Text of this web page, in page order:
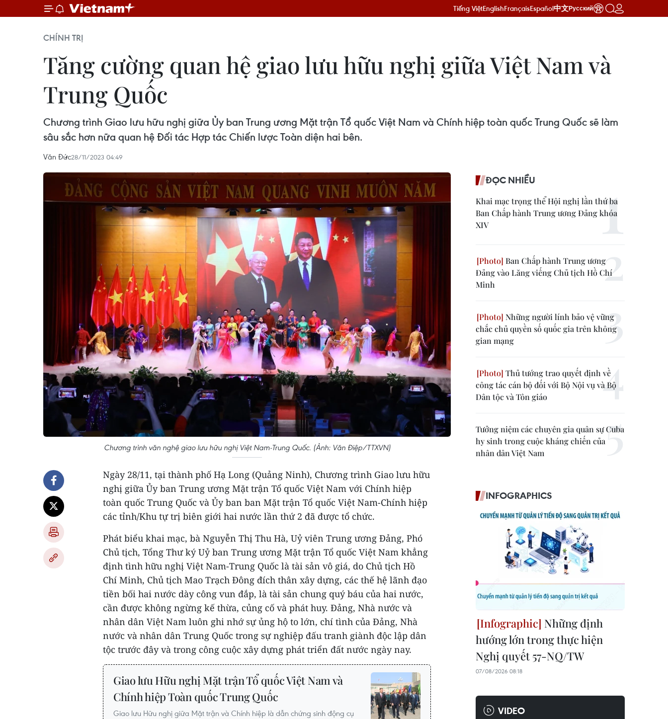
Tiếng ViệtEnglishFrançaisEspañol中文Русский
CHÍNH TRỊ
Tăng cường quan hệ giao lưu hữu nghị giữa Việt Nam và
Trung Quốc
Chương trình Giao lưu hữu nghị giữa Ủy ban Trung ương Mặt trận Tổ quốc Việt Nam và Chính hiệp toàn quốc Trung Quốc sẽ làm
sâu sắc hơn nữa quan hệ Đối tác Hợp tác Chiến lược Toàn diện hai bên.
Văn Đức28/11/2023 04:49
Chương trình văn nghệ giao lưu hữu nghị Việt Nam-Trung Quốc. (Ảnh: Văn Điệp/TTXVN)
Ngày 28/11, tại thành phố Hạ Long (Quảng Ninh), Chương trình Giao lưu hữu
nghị giữa Ủy ban Trung ương Mặt trận Tổ quốc Việt Nam với Chính hiệp
toàn quốc Trung Quốc và Ủy ban ban Mặt trận Tổ quốc Việt Nam-Chính hiệp
các tỉnh/Khu tự trị biên giới hai nước lần thứ 2 đã được tổ chức.
Phát biểu khai mạc, bà Nguyễn Thị Thu Hà, Uỷ viên Trung ương Đảng, Phó
Chủ tịch, Tổng Thư ký Uỷ ban Trung ương Mặt trận Tổ quốc Việt Nam khẳng
định tình hữu nghị Việt Nam-Trung Quốc là tài sản vô giá, do Chủ tịch Hồ
Chí Minh, Chủ tịch Mao Trạch Đông đích thân xây dựng, các thế hệ lãnh đạo
tiền bối hai nước dày công vun đắp, là tài sản chung quý báu của hai nước,
cần được không ngừng kế thừa, củng cố và phát huy. Đảng, Nhà nước và
nhân dân Việt Nam luôn ghi nhớ sự ủng hộ to lớn, chí tình của Đảng, Nhà
nước và nhân dân Trung Quốc trong sự nghiệp đấu tranh giành độc lập dân
tộc trước đây và trong công cuộc xây dựng phát triển đất nước ngày nay.
Giao lưu Hữu nghị Mặt trận Tổ quốc Việt Nam và
Chính hiệp Toàn quốc Trung Quốc
Giao lưu Hữu nghị giữa Mặt trận và Chính hiệp là dẫn chứng sinh động cụ
ĐỌC NHIỀU
Khai mạc trọng thể Hội nghị lần thứ ba
Ban Chấp hành Trung ương Đảng khóa
XIV
Ban Chấp hành Trung ương
Đảng vào Lăng viếng Chủ tịch Hồ Chí
Minh
Những người lính bảo vệ vững
chắc chủ quyền số quốc gia trên không
gian mạng
Thủ tướng trao quyết định về
công tác cán bộ đối với Bộ Nội vụ và Bộ
Dân tộc và Tôn giáo
Tưởng niệm các chuyên gia quân sự Cuba
hy sinh trong cuộc kháng chiến của
nhân dân Việt Nam
INFOGRAPHICS
Những định
hướng lớn trong thực hiện
Nghị quyết 57-NQ/TW
07/08/2026 08:18
VIDEO